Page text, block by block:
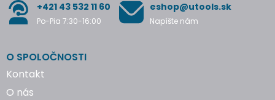
+421 43 532 11 60
Po-Pia 7:30-16:00
eshop@utools.sk
Napíšte nám
O SPOLOČNOSTI
Kontakt
O nás